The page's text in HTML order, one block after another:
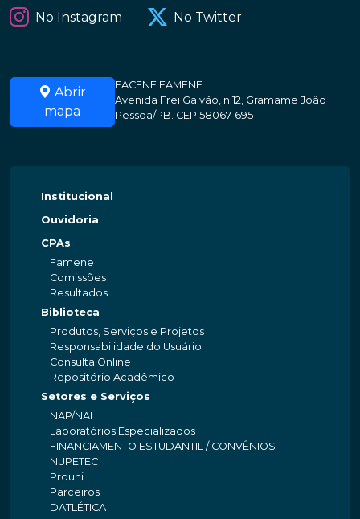
No Instagram No Twitter
Abrir
mapa
FACENE FAMENE
Avenida Frei Galvão, n 12, Gramame João
Pessoa/PB. CEP:58067-695
Institucional
Ouvidoria
CPAs
Famene
Comissões
Resultados
Biblioteca
Produtos, Serviços e Projetos
Responsabilidade do Usuário
Consulta Online
Repositório Acadêmico
Setores e Serviços
NAP/NAI
Laboratórios Especializados
FINANCIAMENTO ESTUDANTIL / CONVÊNIOS
NUPETEC
Prouni
Parceiros
DATLÉTICA